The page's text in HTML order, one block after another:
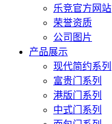
乐竞官方网站
荣誉资质
公司图片
产品展示
现代简约系列
富贵门系列
港版门系列
中式门系列